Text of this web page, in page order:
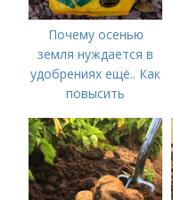
Почему осенью
земля нуждается в
удобрениях ещё.. Как
повысить
осенью